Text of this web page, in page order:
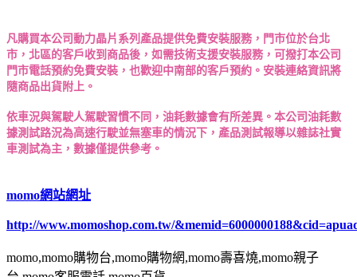
凡購買本公司動力晶片系列產品提供免費安裝服務，門市位於台北
市，北區的客戶收到商品後，如需技術支援安裝服務，可撥打本公司
門市電話預約免費安裝，也歡迎中南部的客戶預約。安裝連絡資訊將
隨商品出貨附上。
依車況與駕駛人駕駛習慣不同，油耗數據會有所差異。本公司油耗數
據測試路況為高速行駛並無塞車的情況下，產品測試報導以雜誌社實
車測試為主，數據僅提供參考。
momo網站網址
http://www.momoshop.com.tw/
momo,momo購物台,momo購物網,momo壽喜燒,momo親子